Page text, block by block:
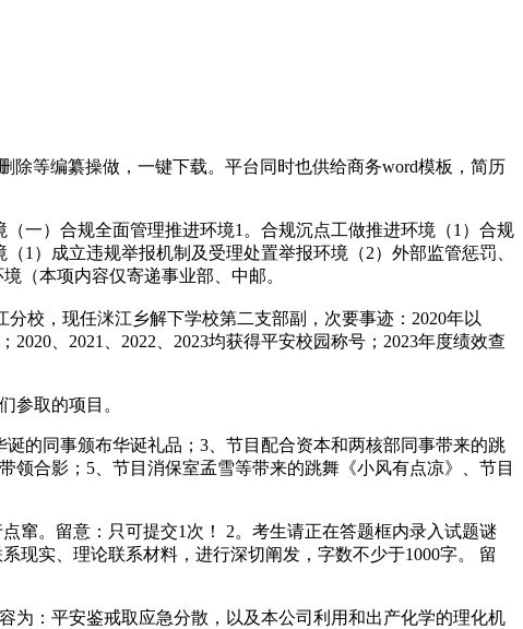
等编纂操做，一键下载。平台同时也供给商务word模板，简历
一）合规全面管理推进环境1。合规沉点工做推进环境（1）合规
1）成立违规举报机制及受理处置举报环境（2）外部监管惩罚、
（本项内容仅寄递事业部、中邮。
校，现任洣江乡解下学校第二支部副，次要事迹：2020年以
、2021、2022、2023均获得平安校园称号；2023年度绩效查
参取的项目。
的同事颁布华诞礼品；3、节目配合资本和两核部同事带来的跳
合影；5、节目消保室孟雪等带来的跳舞《小风有点凉》、节目
。留意：只可提交1次！ 2。考生请正在答题框内录入试题谜
现实、理论联系材料，进行深切阐发，字数不少于1000字。 留
：平安鉴戒取应急分散，以及本公司利用和出产化学的理化机